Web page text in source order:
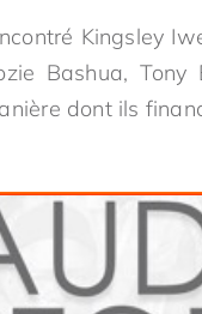
Kingsley
Bashua,
dont ils